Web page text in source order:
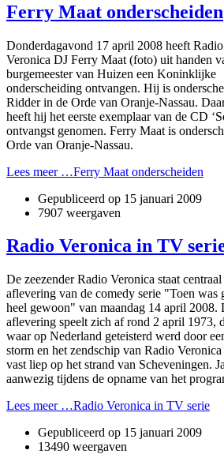
Ferry Maat onderscheiden
Donderdagavond 17 april 2008 heeft Radio
Veronica DJ Ferry Maat (foto) uit handen
burgemeester van Huizen een Koninklijke
onderscheiding ontvangen. Hij is
Ridder in de Orde van Oranje-Nassau.
heeft hij het eerste exemplaar van de CD
ontvangst genomen. Ferry Maat is
Orde van Oranje-Nassau.
Lees meer …Ferry Maat onderscheiden
Gepubliceerd op 15 januari 2009
7907 weergaven
Radio Veronica in TV
De zeezender Radio Veronica staat
aflevering van de comedy serie "Toen was
heel gewoon" van maandag 14 april 2008.
aflevering speelt zich af rond 2 april 1973,
waar op Nederland geteisterd werd door
storm en het zendschip van Radio
vast liep op het strand van Scheveningen.
aanwezig tijdens de opname van het
Lees meer …Radio Veronica in TV serie
Gepubliceerd op 15 januari 2009
13490 weergaven